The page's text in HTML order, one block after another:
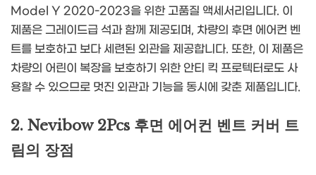
Model Y 2020-2023을 위한 고품질 액세서리입니다. 이
제품은 그레이드급 석과 함께 제공되며, 차량의 후면 에어컨 벤
트를 보호하고 보다 세련된 외관을 제공합니다. 또한, 이 제품은
차량의 어린이 복장을 보호하기 위한 안티 킥 프로텍터로도 사
용할 수 있으므로 멋진 외관과 기능을 동시에 갖춘 제품입니다.
2. Nevibow 2Pcs 후면 에어컨 벤트 커버 트
림의 장점